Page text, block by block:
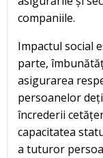
companiile.
Impactul social
parte,
asigurarea
persoanelor
încrederii
capacitatea
a tuturor